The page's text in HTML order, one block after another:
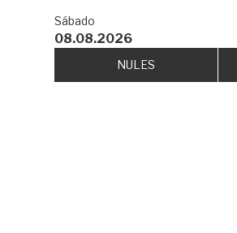
Sábado
08.08.2026
NULES